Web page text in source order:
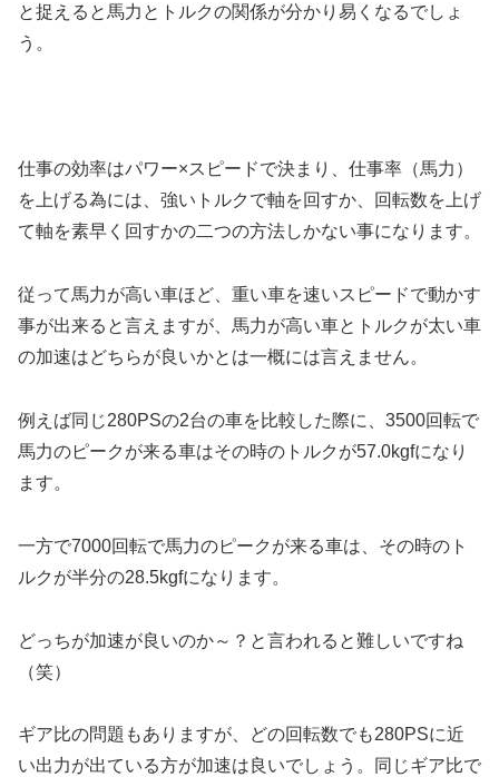
と捉えると馬力とトルクの関係が分かり易くなるでしょ
う。
仕事の効率はパワー×スピードで決まり、仕事率（馬力）
を上げる為には、強いトルクで軸を回すか、回転数を上げ
て軸を素早く回すかの二つの方法しかない事になります。
従って馬力が高い車ほど、重い車を速いスピードで動かす
事が出来ると言えますが、馬力が高い車とトルクが太い車
の加速はどちらが良いかとは一概には言えません。
例えば同じ280PSの2台の車を比較した際に、3500回転で
馬力のピークが来る車はその時のトルクが57.0kgfになり
ます。
一方で7000回転で馬力のピークが来る車は、その時のト
ルクが半分の28.5kgfになります。
どっちが加速が良いのか～？と言われると難しいですね
（笑）
ギア比の問題もありますが、どの回転数でも280PSに近
い出力が出ている方が加速は良いでしょう。同じギア比で